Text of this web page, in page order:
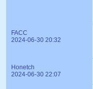
FACC
2024-06-30 20:32
Honetch
2024-06-30 22:07